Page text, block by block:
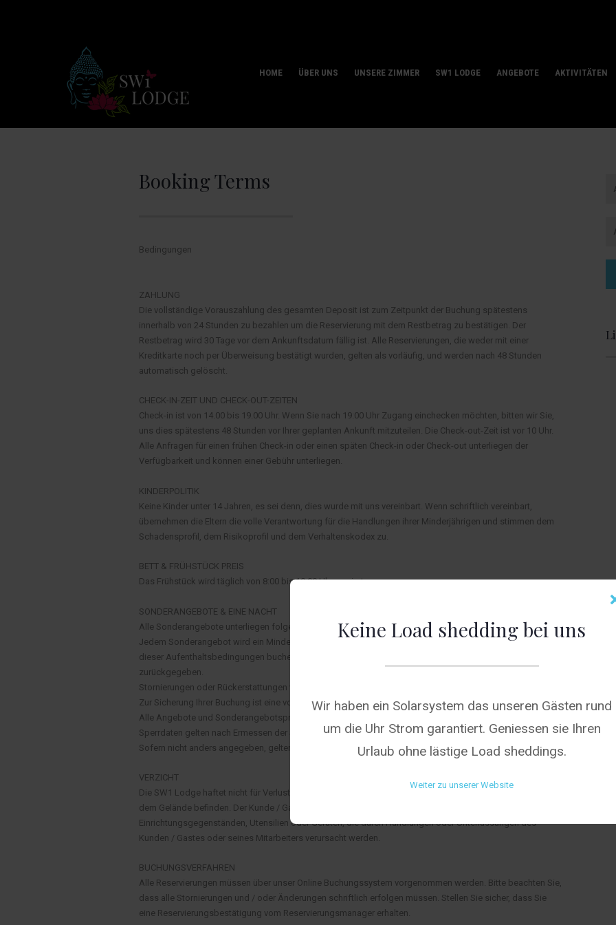
HOME ÜBER UNS UNSERE ZIMMER SW1 LODGE ANGEBOTE AKTIVITÄTEN
Booking Terms
Bedingungen
ZAHLUNG
Die vollständige Vorauszahlung des gesamten Deposit ist zum Zeitpunkt der Buchung spätestens
innerhalb von 24 Stunden zu bezahlen um die Reservierung mit dem Restbetrag zu bestätigen. Der
Restbetrag wird 30 Tage vor dem Ankunftsdatum fällig ist. Alle Reservierungen, die weder mit einer
Kreditkarte noch per Überweisung bestätigt wurden, gelten als vorläufig, und werden nach 48 Stunden
automatisch gelöscht.
CHECK-IN-ZEIT UND CHECK-OUT-ZEITEN
Check-in ist von 14.00 bis 19.00 Uhr. Wenn Sie nach 19:00 Uhr Zugang einchecken möchten, bitten wir Sie,
uns dies spätestens 48 Stunden vor Ihrer geplanten Ankunft mitzuteilen. Die Check-out-Zeit ist vor 10 Uhr.
Alle Anfragen für einen frühen Check-in oder einen späten Check-in oder Check-out unterliegen der
Verfügbarkeit und können einer Gebühr unterliegen.
KINDERPOLITIK
Keine Kinder unter 14 Jahren, es sei denn, dies wurde mit uns vereinbart. Wenn schriftlich vereinbart,
übernehmen die Eltern die volle Verantwortung für die Handlungen ihrer Minderjährigen und stimmen dem
Schadensprofil, dem Risikoprofil und dem Verhaltenskodex zu.
BETT & FRÜHSTÜCK PREIS
Das Frühstück wird täglich von 8:00 bis 10:00 Uhr serviert.
SONDERANGEBOTE & EINE NACHT
Alle Sonderangebote unterliegen folgenden Bedingungen:
Jedem Sonderangebot wird ein Mindestaufenthalt von Übernachtungen zugewiesen. Wenn Sie außerhalb
dieser Aufenthaltsbedingungen buchen, wird das Sonderangebot als ausverkauft oder nicht verfügbar
zurückgegeben.
Stornierungen oder Rückerstattungen von Sonderangeboten und One Night Stay sind nicht zulässig.
Zur Sicherung Ihrer Buchung ist eine vollständige Vorauszahlung erforderlich.
Alle Angebote und Sonderangebotspreise sind jederzeit abhängig von der Verfügbarkeit.
Sperrdaten gelten nach Ermessen der SW1 Lodge, auch wenn nicht anders angegeben.
Sofern nicht anders angegeben, gelten alle angegebenen Preise pro Nacht.
VERZICHT
Die SW1 Lodge haftet nicht für Verluste oder Schäden an Gästen oder deren Gegenständen, die sich auf
dem Gelände befinden. Der Kunde / Gast haftet für Verluste oder Schäden an zugewiesenen Räumen,
Einrichtungsgegenständen, Utensilien oder Geräten, die durch Handlungen oder Unterlassungen des
Kunden / Gastes oder seines Mitarbeiters verursacht werden.
BUCHUNGSVERFAHREN
Alle Reservierungen müssen über unser Online Buchungssystem vorgenommen werden. Bitte beachten Sie,
dass alle Stornierungen und / oder Änderungen schriftlich erfolgen müssen. Stellen Sie sicher, dass Sie
eine Reservierungsbestätigung vom Reservierungsmanager erhalten.
Keine Load shedding bei uns
Wir haben ein Solarsystem das unseren Gästen rund
um die Uhr Strom garantiert. Geniessen sie Ihren
Urlaub ohne lästige Load sheddings.
Weiter zu unserer Website